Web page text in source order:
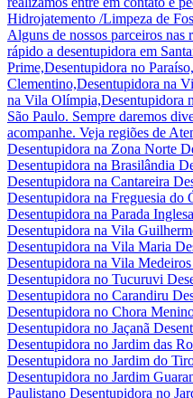
Hidrojatemento /Limpeza de
Alguns de nossos parceiros nas
rápido a desentupidora em
Prime,Desentupidora no
Clementino,Desentupidora na
na Vila Olímpia,Desentupidora
São Paulo. Sempre daremos
acompanhe. Veja regiões de
Desentupidora na Zona Norte
Desentupidora na Brasilândia
Desentupidora na Cantareira
Desentupidora na Freguesia do
Desentupidora na Parada
Desentupidora na Vila
Desentupidora na Vila Maria
Desentupidora na Vila
Desentupidora no Tucuruvi
Desentupidora no Carandiru
Desentupidora no Chora
Desentupidora no Jaçanã
Desentupidora no Jardim das
Desentupidora no Jardim do
Desentupidora no Jardim
Paulistano Desentupidora no